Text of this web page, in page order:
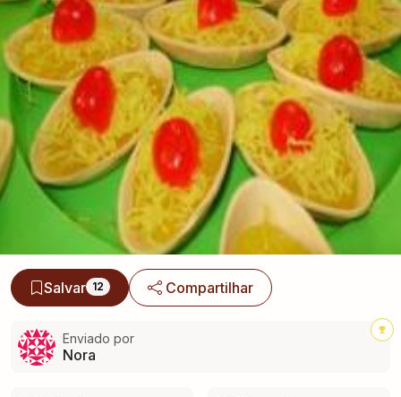
Salvar 12 Compartilhar
Enviado por
Nora